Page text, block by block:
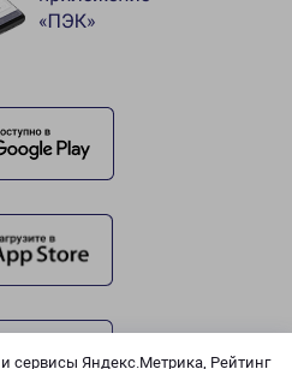
Яндекс.Метрика, Рейтинг